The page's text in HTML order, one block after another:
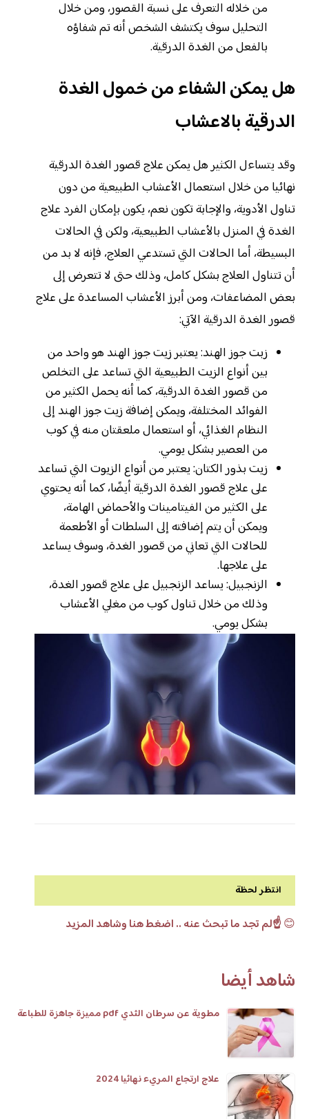
من خلاله التعرف على نسبة القصور، ومن خلال
التحليل سوف يكتشف الشخص أنه تم شفاؤه
بالفعل من الغدة الدرقية.
هل يمكن الشفاء من خمول الغدة
الدرقية بالاعشاب
وقد يتساءل الكثير هل يمكن علاج قصور الغدة الدرقية
نهائيا من خلال استعمال الأعشاب الطبيعية من دون
تناول الأدوية، والإجابة تكون نعم، يكون بإمكان الفرد علاج
الغدة في المنزل بالأعشاب الطبيعية، ولكن في الحالات
البسيطة، أما الحالات التي تستدعي العلاج، فإنه لا بد من
أن تتناول العلاج بشكل كامل، وذلك حتى لا تتعرض إلى
بعض المضاعفات، ومن أبرز الأعشاب المساعدة على علاج
قصور الغدة الدرقية الآتي:
زبت جوز الهند: يعتبر زيت جوز الهند هو واحد من
بين أنواع الزيت الطبيعية التي تساعد على التخلص
من قصور الغدة الدرقية، كما أنه يحمل الكثير من
الفوائد المختلفة، ويمكن إضافة زيت جوز الهند إلى
النظام الغذائي، أو استعمال ملعقتان منه في كوب
من العصير بشكل يومي.
زيت بذور الكتان: يعتبر من أنواع الزيوت التي تساعد
على علاج قصور الغدة الدرقية أيضًا، كما أنه يحتوي
على الكثير من الفيتامينات والأحماض الهامة،
ويمكن أن يتم إضافته إلى السلطات أو الأطعمة
للحالات التي تعاني من قصور الغدة، وسوف يساعد
على علاجها.
الزنجبيل: يساعد الزنجبيل على علاج قصور الغدة،
وذلك من خلال تناول كوب من مغلي الأعشاب
بشكل يومي.
انتظر لحظة
😊☝️لم تجد ما تبحث عنه .. اضغط هنا وشاهد المزيد
شاهد أيضا
مطوية عن سرطان الثدي pdf مميزة جاهزة للطباعة
علاج ارتجاع المريء نهائيا 2024